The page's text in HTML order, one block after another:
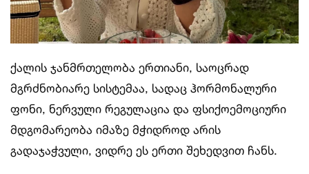
ქალის ჯანმრთელობა ერთიანი, საოცრად
მგრძნობიარე სისტემაა, სადაც ჰორმონალური
ფონი, ნერვული რეგულაცია და ფსიქოემოციური
მდგომარეობა იმაზე მჭიდროდ არის
გადაჯაჭვული, ვიდრე ეს ერთი შეხედვით ჩანს.